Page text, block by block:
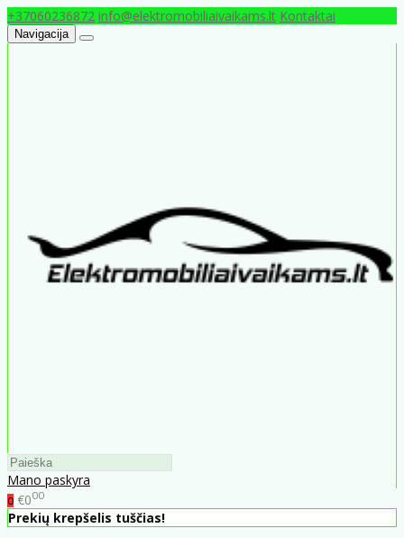
+37060236872 info@elektromobiliaivaikams.lt Kontaktai
Navigacija
Mano paskyra
0 €000
Prekių krepšelis tuščias!